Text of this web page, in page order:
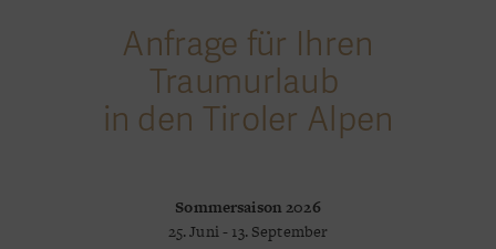
Anfrage für Ihren
Traumurlaub
in den Tiroler Alpen
Sommersaison 2026
25. Juni - 13. September